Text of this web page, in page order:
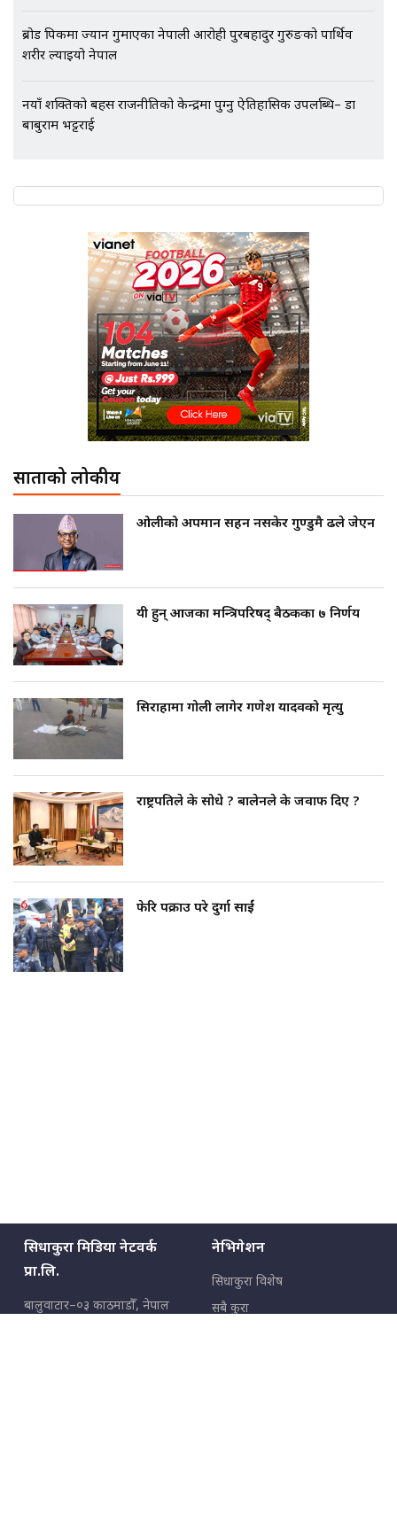
ब्रोड पिकमा ज्यान गुमाएका नेपाली आरोही पुरबहादुर गुरुङको पार्थिव
शरीर ल्याइयो नेपाल
नयाँ शक्तिको बहस राजनीतिको केन्द्रमा पुग्नु ऐतिहासिक उपलब्धि– डा
बाबुराम भट्टराई
साताको लोकप्रीय
ओलीको अपमान सहन नसकेर गुण्डुमै ढले जेएन
यी हुन् आजका मन्त्रिपरिषद् बैठकका ७ निर्णय
सिराहामा गोली लागेर गणेश यादवको मृत्यु
राष्ट्रपतिले के सोधे ? बालेनले के जवाफ दिए ?
फेरि पक्राउ परे दुर्गा प्रसाईं
सिधाकुरा मिडिया नेटवर्क
प्रा.लि.
बालुवाटार–०३ काठमाडौँ, नेपाल
नेभिगेशन
सिधाकुरा विशेष
सबै कुरा